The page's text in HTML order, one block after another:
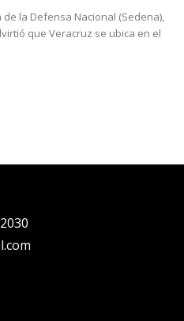
la Defensa Nacional (Sedena),
que Veracruz se ubica en el